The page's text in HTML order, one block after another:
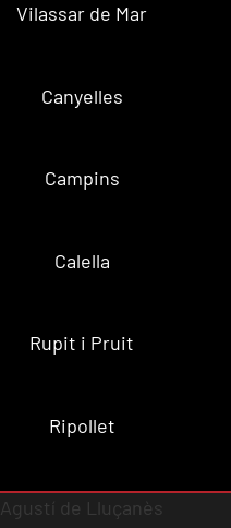
Vilassar de Mar
Canyelles
Campins
Calella
Rupit i Pruit
Ripollet
Agustí de Lluçanès